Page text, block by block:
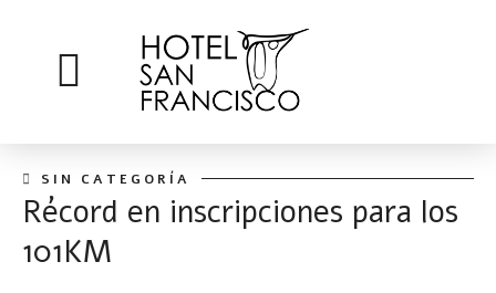
SIN CATEGORÍA
Récord en inscripciones para los
101KM